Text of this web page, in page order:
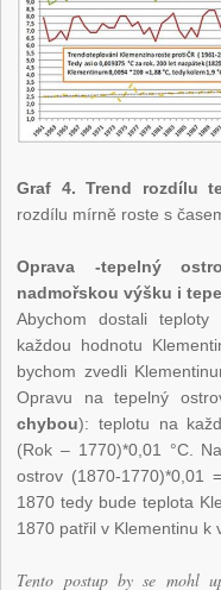
Graf 4. Trend rozdílu
rozdílu mírně roste s
Oprava -tepelný
nadmořskou výšku i
Abychom dostali
každou hodnotu
bychom zvedli
Opravu na tepelný
chybou): teplotu na
(Rok – 1770)*0,01 °C.
ostrov (1870-1770)*0,01
1870 tedy bude teplota
1870 patřil v Klementinu k
Tento postup by se mohl